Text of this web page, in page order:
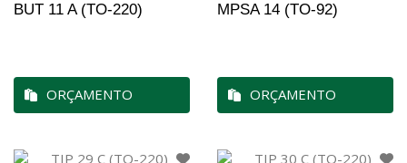
BUT 11 A (TO-220)
ORÇAMENTO
MPSA 14 (TO-92)
ORÇAMENTO